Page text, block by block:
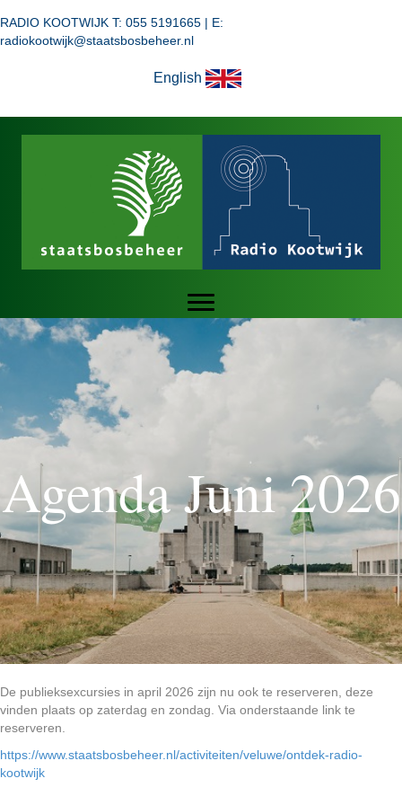
RADIO KOOTWIJK T: 055 5191665 | E:
radiokootwijk@staatsbosbeheer.nl
English
Agenda Juni 2026
De publieksexcursies in april 2026 zijn nu ook te reserveren, deze
vinden plaats op zaterdag en zondag. Via onderstaande link te
reserveren.
https://www.staatsbosbeheer.nl/activiteiten/veluwe/ontdek-radio-
kootwijk